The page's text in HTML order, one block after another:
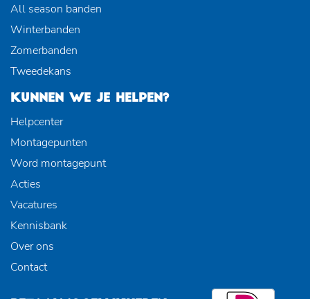
All season banden
Winterbanden
Zomerbanden
Tweedekans
KUNNEN WE JE HELPEN?
Helpcenter
Montagepunten
Word montagepunt
Acties
Vacatures
Kennisbank
Over ons
Contact